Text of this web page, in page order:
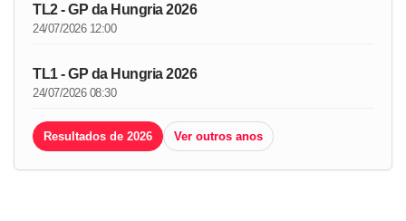
TL2 - GP da Hungria 2026
24/07/2026 12:00
TL1 - GP da Hungria 2026
24/07/2026 08:30
Resultados de 2026 Ver outros anos